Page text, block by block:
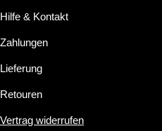
Hilfe & Kontakt
Zahlungen
Lieferung
Retouren
Vertrag widerrufen